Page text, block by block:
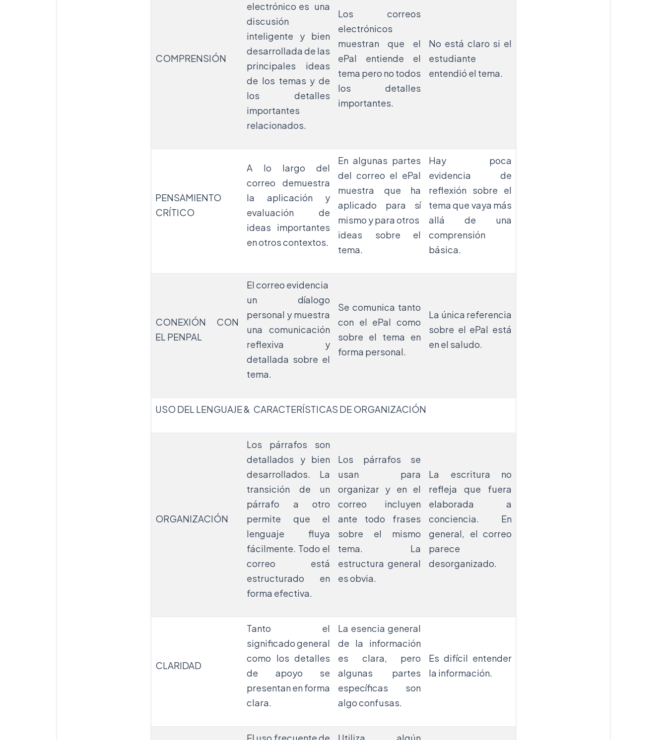
COMPRENSIÓN
electrónico es una
discusión
inteligente y bien
desarrollada de las
principales ideas
de los temas y de
los detalles
importantes
relacionados.
Los correos
electrónicos
muestran que el
ePal entiende el
tema pero no todos
los detalles
importantes.
No está claro si el
estudiante
entendió el tema.
PENSAMIENTO
CRÍTICO
A lo largo del
correo demuestra
la aplicación y
evaluación de
ideas importantes
en otros contextos.
En algunas partes
del correo el ePal
muestra que ha
aplicado para sí
mismo y para otros
ideas sobre el
tema.
Hay poca
evidencia de
reflexión sobre el
tema que vaya más
allá de una
comprensión
básica.
CONEXIÓN CON
EL PENPAL
El correo evidencia
un díalogo
personal y muestra
una comunicación
reflexiva y
detallada sobre el
tema.
Se comunica tanto
con el ePal como
sobre el tema en
forma personal.
La única referencia
sobre el ePal está
en el saludo.
USO DEL LENGUAJE & CARACTERÍSTICAS DE ORGANIZACIÓN
ORGANIZACIÓN
Los párrafos son
detallados y bien
desarrollados. La
transición de un
párrafo a otro
permite que el
lenguaje fluya
fácilmente. Todo el
correo está
estructurado en
forma efectiva.
Los párrafos se
usan para
organizar y en el
correo incluyen
ante todo frases
sobre el mismo
tema. La
estructura general
es obvia.
La escritura no
refleja que fuera
elaborada a
conciencia. En
general, el correo
parece
desorganizado.
CLARIDAD
Tanto el
significado general
como los detalles
de apoyo se
presentan en forma
clara.
La esencia general
de la información
es clara, pero
algunas partes
específicas son
algo confusas.
Es difícil entender
la información.